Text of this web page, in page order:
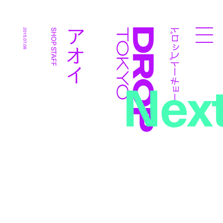
Droptokyo ドロップトーキョー
アオイ
SHOP STAFF
2015.07.08